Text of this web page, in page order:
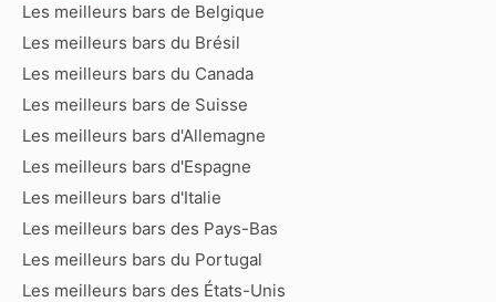
Les meilleurs bars de Belgique
Les meilleurs bars du Brésil
Les meilleurs bars du Canada
Les meilleurs bars de Suisse
Les meilleurs bars d'Allemagne
Les meilleurs bars d'Espagne
Les meilleurs bars d'Italie
Les meilleurs bars des Pays-Bas
Les meilleurs bars du Portugal
Les meilleurs bars des États-Unis